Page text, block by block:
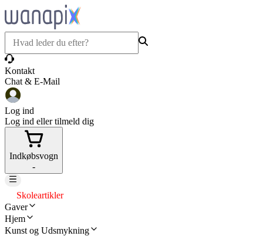
Kontakt
Chat & E-Mail
Log ind
Log ind eller tilmeld dig
Indkøbsvogn
-
Skoleartikler
Gaver
Hjem
Kunst og Udsmykning